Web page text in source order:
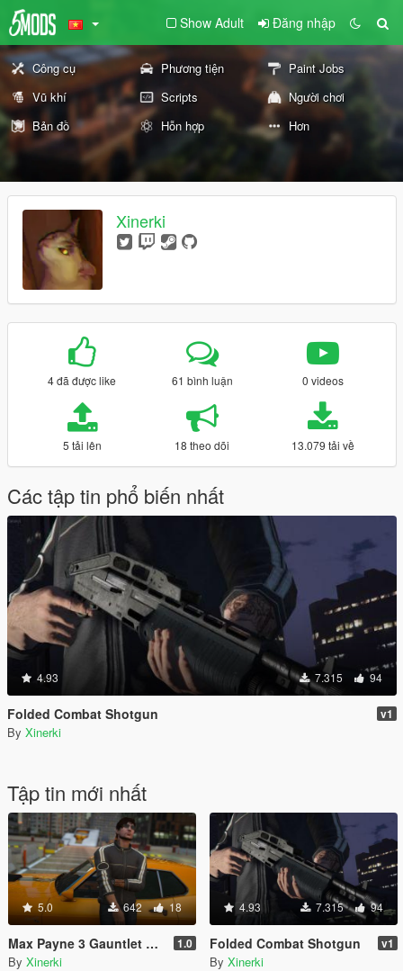
Show Adult Đăng nhập
Công cụ Phương tiện
Paint Jobs
Vũ khí
Scripts
Người chơi
Bản đồ
Hỗn hợp Hơn
Xinerki
4 đã được like 61 bình luận 0 videos
5 tải lên 18 theo dõi 13.079 tải về
Các tập tin phổ biến nhất
4.93 7.315 94
Folded Combat Shotgun v1
By Xinerki
Tập tin mới nhất
5.0 642 18
Max Payne 3 Gauntlet Jacket for MP Male 1.0
By Xinerki
4.93 7.315 94
Folded Combat Shotgun v1
By Xinerki